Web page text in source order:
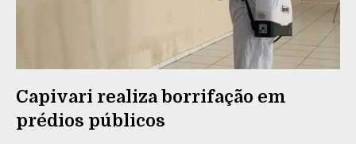
Capivari realiza borrifação em
prédios públicos